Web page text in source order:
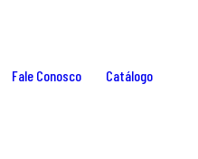
Fale Conosco Catálogo